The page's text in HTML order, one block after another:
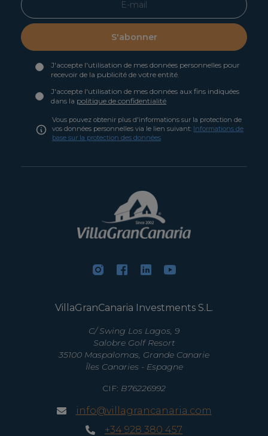
S'abonner
J'accepte l'utilisation de mes données personnelles pour
recevoir de la publicité de votre entité.
J'accepte l'utilisation de mes données aux fins indiquées
dans la politique de confidentialité
Vous pouvez obtenir plus d'informations sur la protection de
vos données personnelles via le lien suivant: Informations de
base sur la protection des données
VillaGranCanaria Investments S.L.
C/ Swing Los Lagos, 9
Salobre Golf Resort
35100 Maspalomas, Grande Canarie
Îles Canaries - Espagne
CIF: B76226992
info@villagrancanaria.com
+34 928 380 457